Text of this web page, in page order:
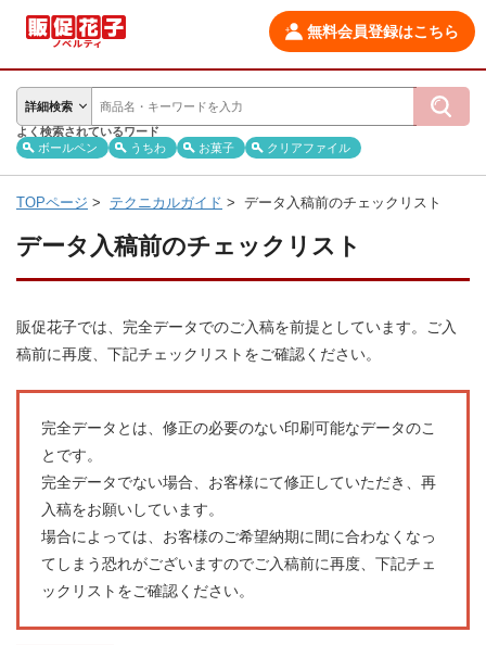
無料会員登録はこちら
詳細検索
よく検索されているワード
ボールペン
うちわ お菓子 クリアファイル
TOPページ > テクニカルガイド > データ入稿前のチェックリスト
データ入稿前のチェックリスト
販促花子では、完全データでのご入稿を前提としています。ご入
稿前に再度、下記チェックリストをご確認ください。
完全データとは、修正の必要のない印刷可能なデータのこ
とです。
完全データでない場合、お客様にて修正していただき、再
入稿をお願いしています。
場合によっては、お客様のご希望納期に間に合わなくなっ
てしまう恐れがございますのでご入稿前に再度、下記チェ
ックリストをご確認ください。